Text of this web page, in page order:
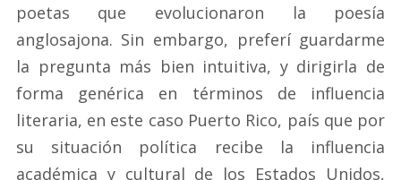
poetas que evolucionaron la poesía
anglosajona. Sin embargo, preferí guardarme
la pregunta más bien intuitiva, y dirigirla de
forma genérica en términos de influencia
literaria, en este caso Puerto Rico, país que por
su situación política recibe la influencia
académica y cultural de los Estados Unidos,